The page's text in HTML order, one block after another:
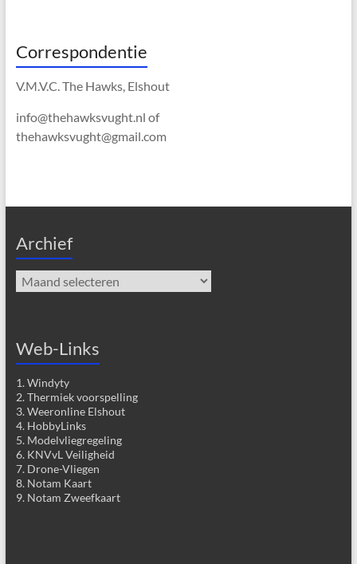
Correspondentie
V.M.V.C. The Hawks, Elshout
info@thehawksvught.nl of
thehawksvught@gmail.com
Archief
Archief
Web-Links
1. Windyty
2. Thermiek voorspelling
3. Weeronline Elshout
4. HobbyLinks
5. Modelvliegregeling
6. KNVvL Veiligheid
7. Drone-Vliegen
8. Notam Kaart
9. Notam Zweefkaart